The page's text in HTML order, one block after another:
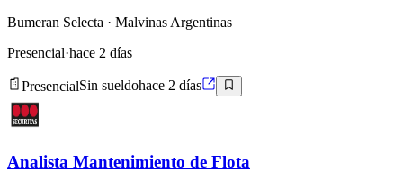
Bumeran Selecta · Malvinas Argentinas
Presencial·hace 2 días
PresencialSin sueldohace 2 días
Analista Mantenimiento de Flota